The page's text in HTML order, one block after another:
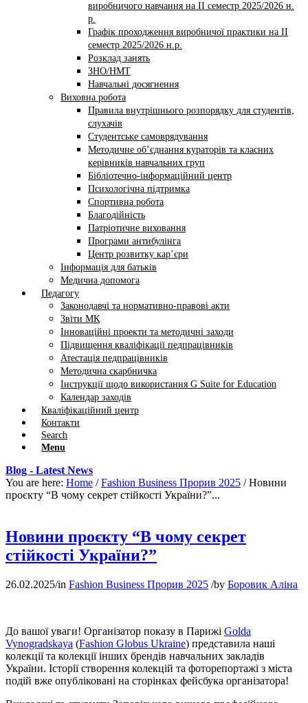
виробничого навчання на ІI семестр 2025/2026 н.
р.
Графік проходження виробничої практики на II
семестр 2025/2026 н.р.
Розклад занять
ЗНО/НМТ
Навчальні досягнення
Виховна робота
Правила внутрішнього розпорядку для студентів,
слухачів
Студентське самоврядування
Методичне об’єднання кураторів та класних
керівників навчальних груп
Бібліотечно-інформаційний центр
Психологічна підтримка
Спортивна робота
Благодійність
Патріотичне виховання
Програми антибулінга
Центр розвитку кар’єри
Інформація для батьків
Медична допомога
Педагогу
Законодавчі та нормативно-правові акти
Звіти МК
Інноваційні проекти та методичні заходи
Підвищення кваліфікації педпрацівників
Атестація педпрацівників
Методична скарбничка
Інструкції щодо використання G Suite for Education
Календар заходів
Кваліфікаційний центр
Контакти
Search
Menu
Blog - Latest News
You are here: Home / Fashion Business Прорив 2025 / Новини
проєкту “В чому секрет стійкості України?”...
Новини проєкту “В чому секрет
стійкості України?”
26.02.2025/in Fashion Business Прорив 2025 /by Боровик Аліна
До вашої уваги! Організатор показу в Парижі Golda
Vynogradskaya (Fashion Globus Ukraine) представила наші
колекції та колекції інших брендів навчальних закладів
України. Історії створення колекцій та фоторепортажі з міста
подій вже опубліковані на сторінках фейсбука організатора!